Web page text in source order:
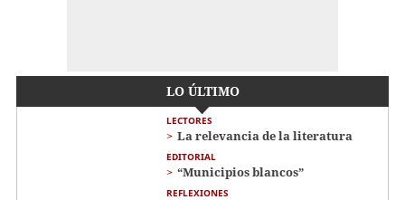
LO ÚLTIMO
LECTORES
La relevancia de la literatura
EDITORIAL
“Municipios blancos”
REFLEXIONES